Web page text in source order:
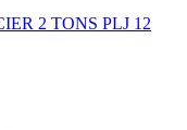
2 TONS PLJ 12